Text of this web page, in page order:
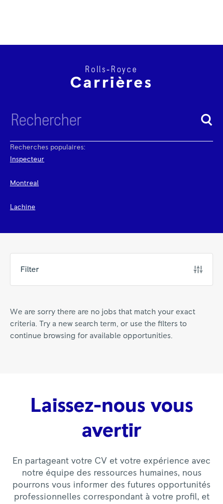
Rolls‑Royce
Carrières
Recherches populaires:
Inspecteur
Montreal
Lachine
Filter
We are sorry there are no jobs that match your exact
criteria. Try a new search term, or use the filters to
continue browsing for available opportunities.
Laissez-nous vous
avertir
En partageant votre CV et votre expérience avec
notre équipe des ressources humaines, nous
pourrons vous informer des futures opportunités
professionnelles correspondant à votre profil, et